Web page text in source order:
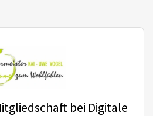
bei Digitale